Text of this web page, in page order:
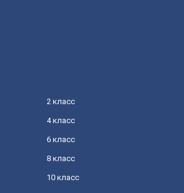
2 класс
4 класс
6 класс
8 класс
10 класс